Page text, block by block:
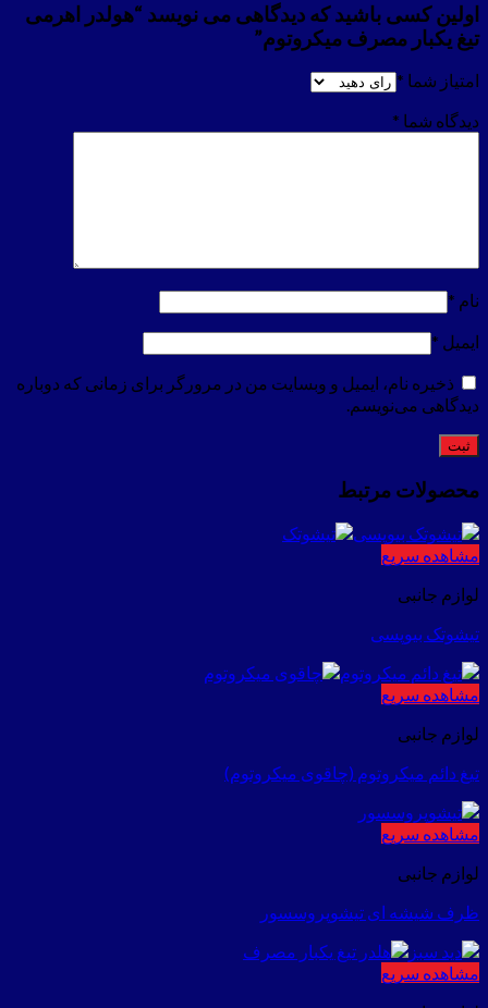
اولین کسی باشید که دیدگاهی می نویسد “هولدر اهرمی
تیغ یکبار مصرف میکروتوم”
امتیاز شما *
دیدگاه شما *
نام *
ایمیل *
ذخیره نام، ایمیل و وبسایت من در مرورگر برای زمانی که دوباره
دیدگاهی می‌نویسم.
محصولات مرتبط
مشاهده سریع
لوازم جانبی
تیشوتک بیوپسی
مشاهده سریع
لوازم جانبی
تیغ دائم میکروتوم (چاقوی میکروتوم)
مشاهده سریع
لوازم جانبی
ظرف شیشه ای تیشوپروسسور
مشاهده سریع